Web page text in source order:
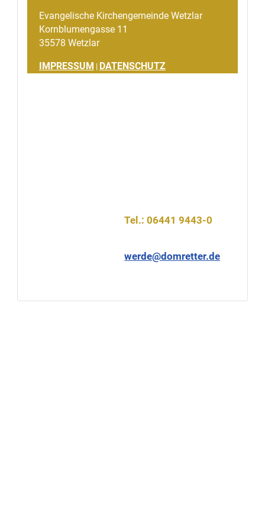
Evangelische Kirchengemeinde Wetzlar
Kornblumengasse 11
35578 Wetzlar
IMPRESSUM | DATENSCHUTZ
Tel.: 06441 9443-0
werde@domretter.de